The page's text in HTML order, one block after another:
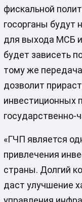
фискальной
госорганы будут
для выхода МСБ
будет зависеть
тому же
дозволит
инвестиционных
государственно-
«ГЧП является
привлечения
страны. Долгий
даст улучшение